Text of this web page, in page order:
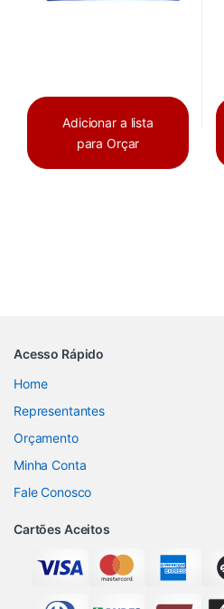
Adicionar a lista
para Orçar
Acesso Rápido
Home
Representantes
Orçamento
Minha Conta
Fale Conosco
Cartões Aceitos